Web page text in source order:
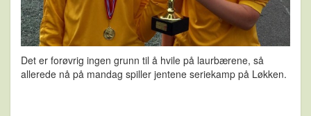
Det er forøvrig ingen grunn til å hvile på laurbærene, så
allerede nå på mandag spiller jentene seriekamp på Løkken.